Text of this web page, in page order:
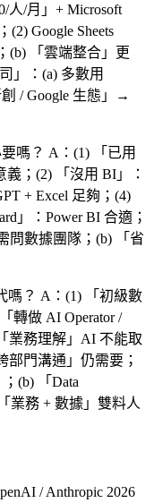
人/月 」+ Microsoft
(2) Google Sheets
(b) 「 雲端整合 」更
」：(a) 多數用
/ Google 生態 」→
嗎？ A：(1) 「 已用
義；(2) 「 沒用 BI 」：
+ Excel 足夠；(4)
」：Power BI 合適；
問數據團隊；(b) 「 省
嗎？ A：(1) 「 初級數
轉做 AI Operator /
業務理解 」AI 不能取
部門溝通 」仍需要；
；(b) 「 Data
業務 + 數據 」雙料人
/ Anthropic 2026